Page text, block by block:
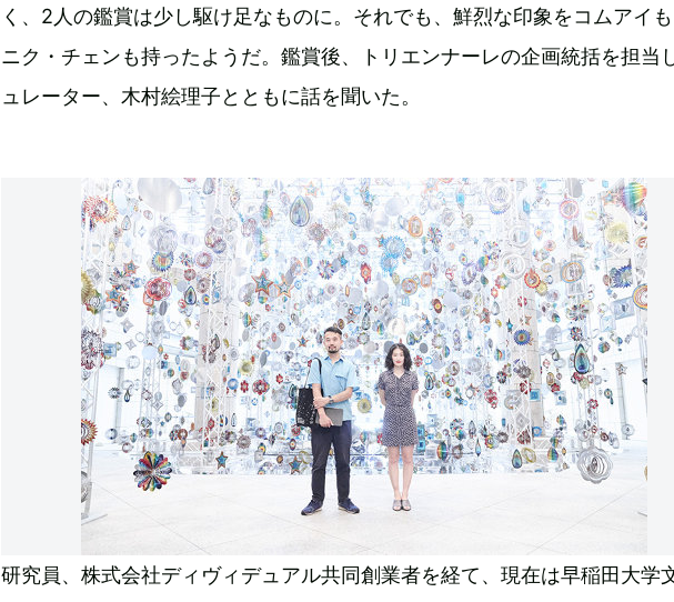
く、2人の鑑賞は少し駆け足なものに。それでも、鮮烈な印象をコムアイも
ニク・チェンも持ったようだ。鑑賞後、トリエンナーレの企画統括を担当
ュレーター、木村絵理子とともに話を聞いた。
研究員、株式会社ディヴィデュアル共同創業者を経て、現在は早稲田大学